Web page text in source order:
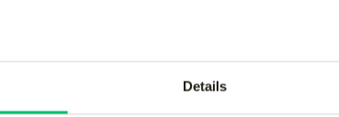
Details